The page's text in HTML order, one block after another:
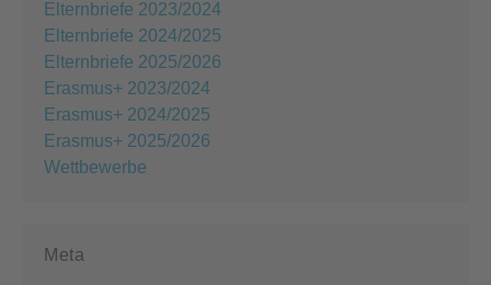
Elternbriefe 2023/2024
Elternbriefe 2024/2025
Elternbriefe 2025/2026
Erasmus+ 2023/2024
Erasmus+ 2024/2025
Erasmus+ 2025/2026
Wettbewerbe
Meta